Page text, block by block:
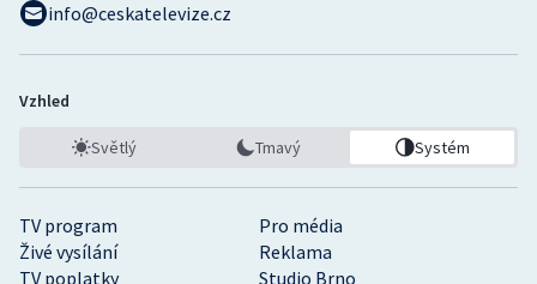
TV program
Pro média
Živé vysílání
Reklama
TV poplatky
Studio Brno
info@ceskatelevize.cz
Vzhled
Světlý Tmavý Systém